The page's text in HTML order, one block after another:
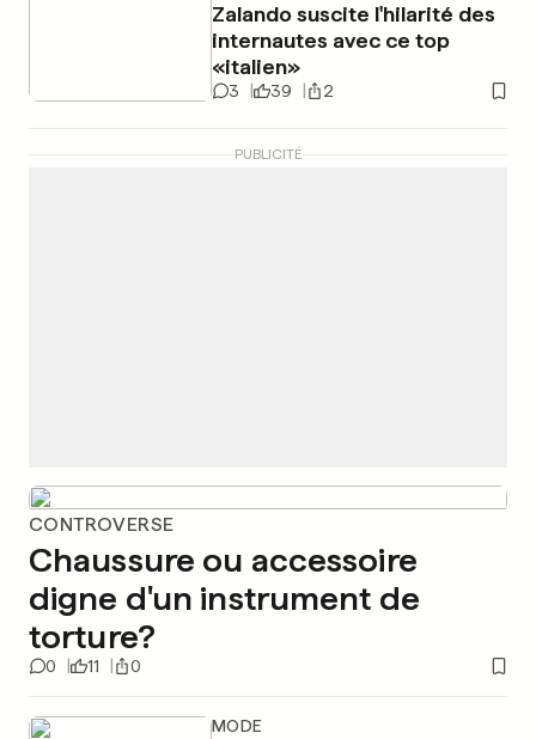
Zalando suscite l'hilarité des
internautes avec ce top
«italien»
3 39 2
PUBLICITÉ
CONTROVERSE
Chaussure ou accessoire
digne d'un instrument de
torture?
0 11 0
MODE